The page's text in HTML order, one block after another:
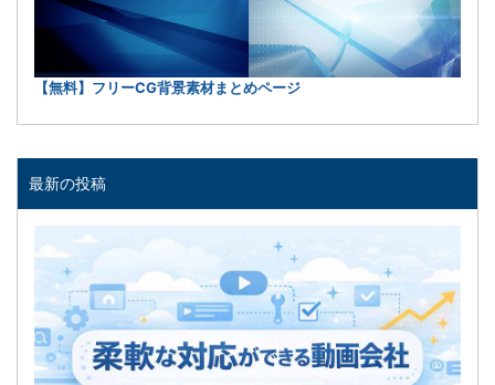
【無料】フリーCG背景素材まとめページ
最新の投稿